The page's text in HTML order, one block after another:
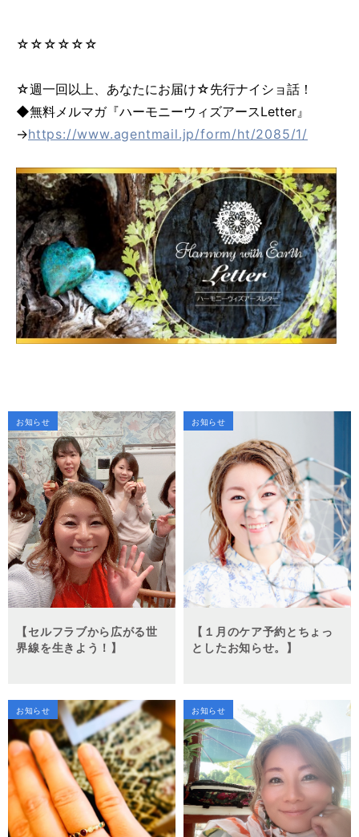
☆☆☆☆☆☆
☆週一回以上、あなたにお届け☆先行ナイショ話！
◆無料メルマガ『ハーモニーウィズアースLetter』
→https://www.agentmail.jp/form/ht/2085/1/
お知らせ
【セルフラブから広がる世
界線を生きよう！】
お知らせ
【１月のケア予約とちょっ
としたお知らせ。】
お知らせ お知らせ